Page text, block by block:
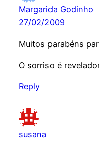
Margarida Godinho
27/02/2009
Muitos parabéns
O sorriso é
Reply
susana